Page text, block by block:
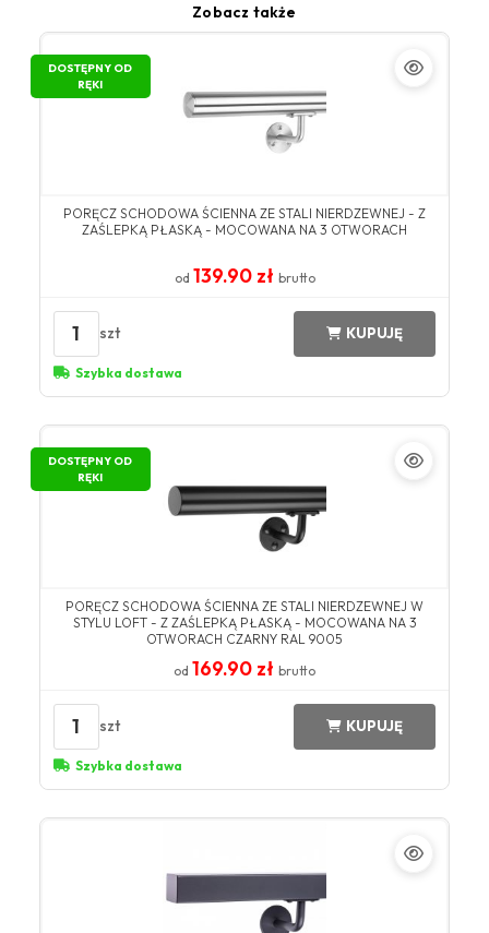
Zobacz także
DOSTĘPNY OD
RĘKI
PORĘCZ SCHODOWA ŚCIENNA ZE STALI NIERDZEWNEJ - Z
ZAŚLEPKĄ PŁASKĄ - MOCOWANA NA 3 OTWORACH
od 139.90 zł brutto
1 szt KUPUJĘ
Szybka dostawa
DOSTĘPNY OD
RĘKI
PORĘCZ SCHODOWA ŚCIENNA ZE STALI NIERDZEWNEJ W
STYLU LOFT - Z ZAŚLEPKĄ PŁASKĄ - MOCOWANA NA 3
OTWORACH CZARNY RAL 9005
od 169.90 zł brutto
1 szt KUPUJĘ
Szybka dostawa